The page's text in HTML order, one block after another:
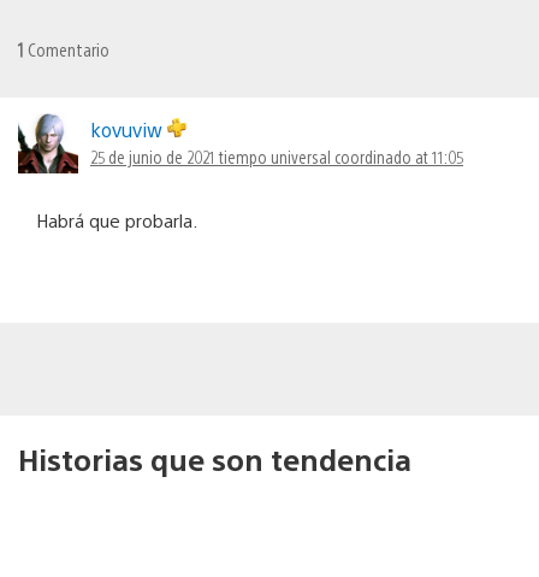
1 Comentario
kovuviw
25 de junio de 2021 tiempo universal coordinado at 11:05
Habrá que probarla.
Historias que son tendencia